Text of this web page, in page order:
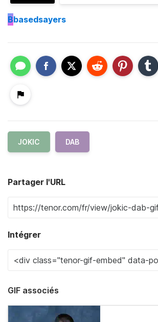
Bbasedsayers
JOKIC DAB
Partager l'URL
Intégrer
GIF associés